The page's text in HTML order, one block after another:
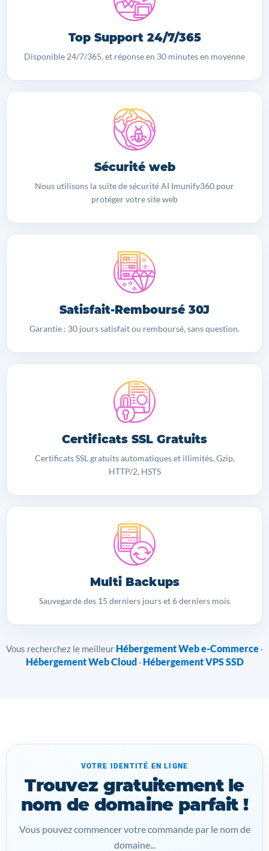
Top Support 24/7/365
Disponible 24/7/365, et réponse en 30 minutes en moyenne
Sécurité web
Nous utilisons la suite de sécurité AI Imunify360 pour
protéger votre site web
Satisfait-Remboursé 30J
Garantie : 30 jours satisfait ou remboursé, sans question.
Certificats SSL Gratuits
Certificats SSL gratuits automatiques et illimités. Gzip,
HTTP/2, HSTS
Multi Backups
Sauvegarde des 15 derniers jours et 6 derniers mois
Vous recherchez le meilleur Hébergement Web e-Commerce ·
Hébergement Web Cloud · Hébergement VPS SSD
VOTRE IDENTITÉ EN LIGNE
Trouvez gratuitement le
nom de domaine parfait !
Vous pouvez commencer votre commande par le nom de
domaine...